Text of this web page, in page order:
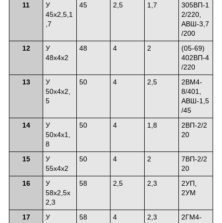
11
У
45х2,5,1
,7
45 2,5 1,7
305ВП-1
2/220,
АВШ-3,7
/200
12
У
48х4х2
48 4 2
(05-69)
402ВП-4
/220
13
У
50х4х2,
5
50 4 2,5
2ВМ4-
8/401,
АВШ-1,5
/45
14
У
50х4х1,
8
50 4 1,8
2ВП-2/2
20
15
У
55х4х2
50 4 2
7ВП-2/2
20
16
У
58х2,5х
2,3
58 2,5 2,3
2УП,
2УМ
17
У
58 4 2,3
2ГМ4-